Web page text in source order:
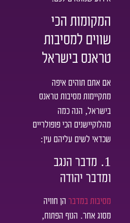
המקומות הכי
שווים למסיבות
טראנס בישראל
אם אתם תוהים איפה
מתקיימות מסיבות טראנס
בישראל, הנה כמה
מהלוקיישנים הכי פופולריים
שכדאי לשים עליהם עין:
1.
מדבר הנגב
ומדבר יהודה
מסיבות במדברהן חוויה
מסוג אחר. הנוף הפתוח,